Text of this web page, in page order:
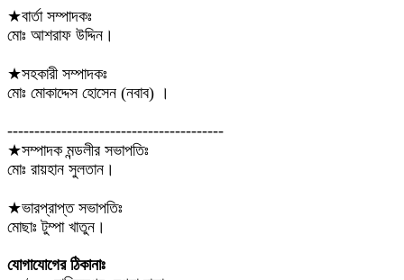
★বার্তা সম্পাদকঃ
মোঃ আশরাফ উদ্দিন।
★সহকারী সম্পাদকঃ
মোঃ মোকাদ্দেস হোসেন (নবাব) ।
----------------------------------------
★সম্পাদক মন্ডলীর সভাপতিঃ
মোঃ রায়হান সুলতান।
★ভারপ্রাপ্ত সভাপতিঃ
মোছাঃ টুম্পা খাতুন।
যোগাযোগের ঠিকানাঃ